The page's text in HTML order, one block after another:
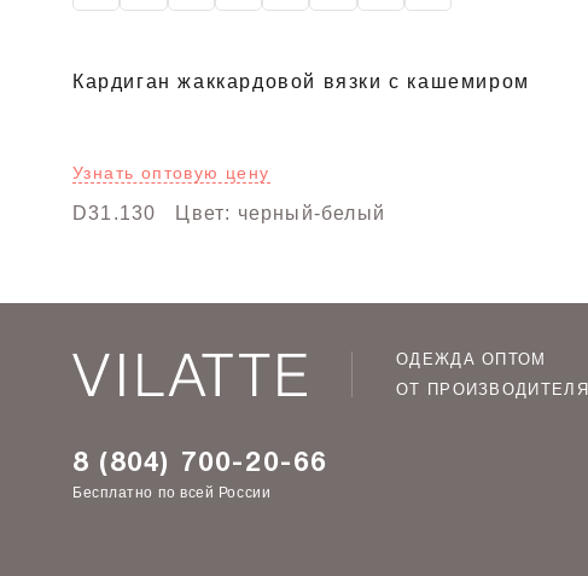
Кардиган жаккардовой вязки с кашемиром
Узнать оптовую цену
D31.130 Цвет: черный-белый
ОДЕЖДА ОПТОМ
ОТ ПРОИЗВОДИТЕЛЯ
8 (804) 700-20-66
Бесплатно по всей России